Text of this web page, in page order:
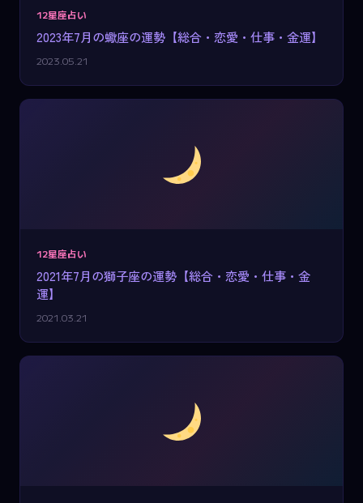
12星座占い
2023年7月の蠍座の運勢【総合・恋愛・仕事・金運】
2023.05.21
12星座占い
2021年7月の獅子座の運勢【総合・恋愛・仕事・金
運】
2021.03.21